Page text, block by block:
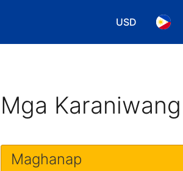
USD
Pumili ng
Mga
Maghanap